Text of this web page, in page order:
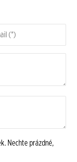
Nechte prázdné,